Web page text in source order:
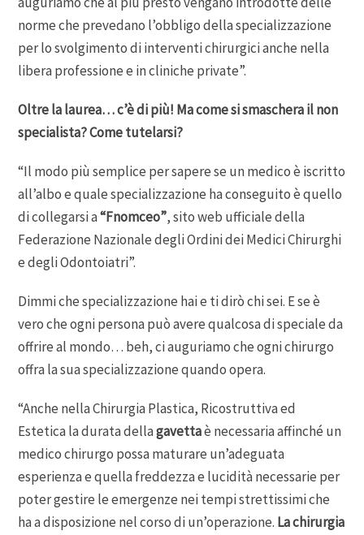
norme che prevedano l’obbligo della specializzazione
per lo svolgimento di interventi chirurgici anche nella
libera professione e in cliniche private”.
Oltre la laurea… c’è di più! Ma come si smaschera il non
specialista? Come tutelarsi?
“Il modo più semplice per sapere se un medico è iscritto
all’albo e quale specializzazione ha conseguito è quello
di collegarsi a“Fnomceo”, sito web ufficiale della
Federazione Nazionale degli Ordini dei Medici Chirurghi
e degli Odontoiatri”.
Dimmi che specializzazione hai e ti dirò chi sei. E se è
vero che ogni persona può avere qualcosa di speciale da
offrire al mondo… beh, ci auguriamo che ogni chirurgo
offra la sua specializzazione quando opera.
“Anche nella Chirurgia Plastica, Ricostruttiva ed
Estetica la durata dellagavettaè necessaria affinché un
medico chirurgo possa maturare un’adeguata
esperienza e quella freddezza e lucidità necessarie per
poter gestire le emergenze nei tempi strettissimi che
ha a disposizione nel corso di un’operazione. La chirurgia